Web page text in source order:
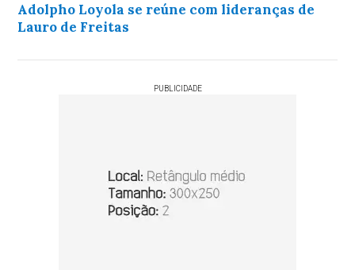
Adolpho Loyola se reúne com lideranças de
Lauro de Freitas
PUBLICIDADE